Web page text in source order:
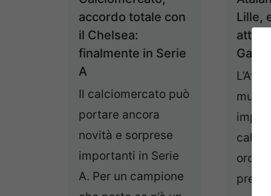
accordo totale con
il Chelsea:
finalmente in Serie
A
Il calciomercato può
portare ancora
novità e sorprese
importanti in Serie
A. Per un campione
Lille,
prese